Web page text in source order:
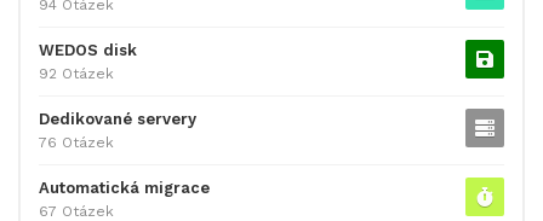
94 Otázek
WEDOS disk
92 Otázek
Dedikované servery
76 Otázek
Automatická migrace
67 Otázek